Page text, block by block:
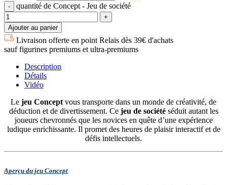
quantité de Concept - Jeu de société
Ajouter au panier
Livraison offerte en point Relais dès 39€ d'achats
sauf figurines premiums et ultra-premiums
Description
Détails
Vidéo
Le jeu Concept vous transporte dans un monde de créativité, de
déduction et de divertissement. Ce jeu de sociétéséduit autant les
joueurs chevronnés que les novices en quête d’une expérience
ludique enrichissante. Il promet des heures de plaisir interactif et de
défis intellectuels.
Aperçu du jeu Concept